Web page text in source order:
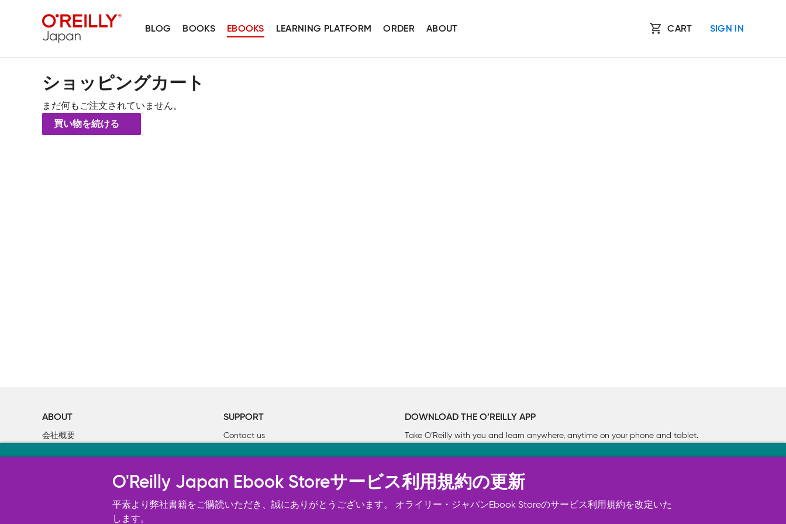
BLOG BOOKS EBOOKS LEARNING PLATFORM ORDER ABOUT CART SIGN IN
ショッピングカート
まだ何もご注文されていません。
買い物を続ける
ABOUT
会社概要
SUPPORT
Contact us
DOWNLOAD THE O’REILLY APP
Take O’Reilly with you and learn anywhere, anytime on your phone and tablet.
オライリー・ジャパンのWeb サイトは正常に機能するためにいくつかの Cookie を必要とします（必須）。 このほか、サイト使用状
況の分析、ユーザー・エクスペリエンスの向上、広告宣伝のために、お客様の同意を得て、その他の Cookie を使用することがありま
す。 詳細については
O'Reilly Japan Ebook Storeサービス利用規約の更新
平素より弊社書籍をご購読いただき、誠にありがとうございます。 オライリー・ジャパンEbook Storeのサービス利用規約を改定いた
します。